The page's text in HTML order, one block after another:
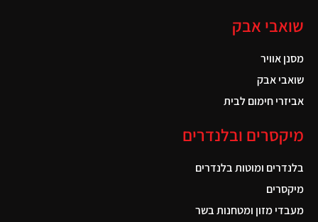
שואבי אבק
מסנן אוויר
שואבי אבק
אביזרי חימום לבית
מיקסרים ובלנדרים
בלנדרים ומוטות בלנדרים
מיקסרים
מעבדי מזון ומטחנות בשר